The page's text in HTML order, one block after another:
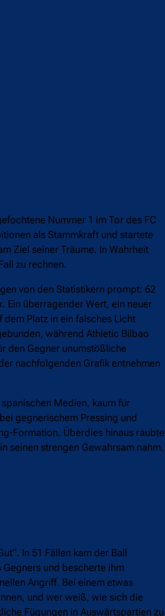
Nummer 1 im Tor des FC
als Stammkraft und startete
Ziel seiner Träume. In Wahrheit
zu rechnen.
von den Statistikern prompt: 62
Ein überragender Wert, ein neuer
Platz in ein falsches Licht
während Athletic Bilbao
den Gegner unumstößliche
nachfolgenden Grafik entnehmen
Medien, kaum für
gegnerischem Pressing und
Formation. Überdies hinaus raubte
seinen strengen Gewahrsam nahm.
In 51 Fällen kam der Ball
und bescherte ihm
Angriff. Bei einem etwas
und wer weiß, wie sich die
Fügungen in Auswärtspartien zu